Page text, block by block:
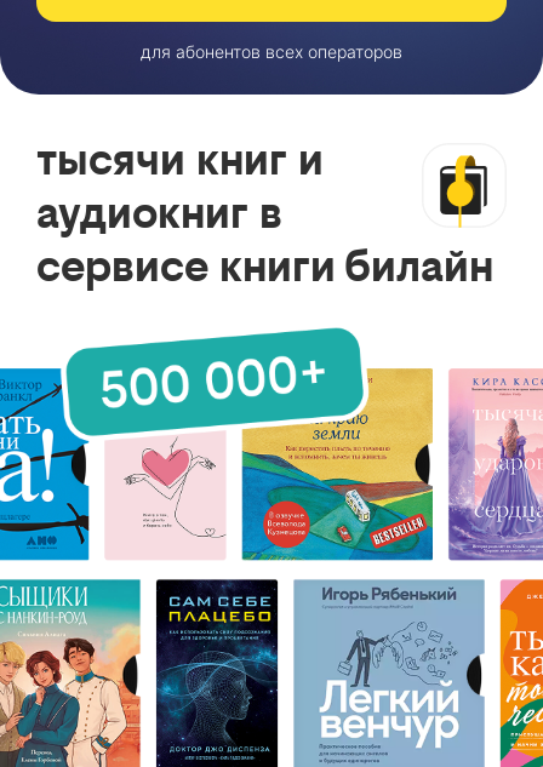
для абонентов всех операторов
тысячи книг и
аудиокниг в
сервисе книги билайн